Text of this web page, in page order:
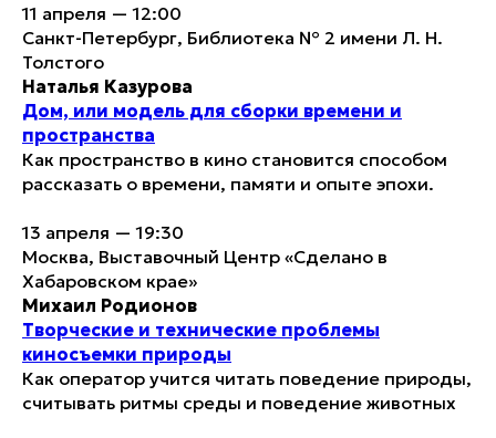
11 апреля — 12:00
Санкт-Петербург, Библиотека № 2 имени Л. Н.
Толстого
Наталья Казурова
Дом, или модель для сборки времени и
пространства
Как пространство в кино становится способом
рассказать о времени, памяти и опыте эпохи.
13 апреля — 19:30
Москва, Выставочный Центр «Сделано в
Хабаровском крае»
Михаил Родионов
Творческие и технические проблемы
киносъемки природы
Как оператор учится читать поведение природы,
считывать ритмы среды и поведение животных